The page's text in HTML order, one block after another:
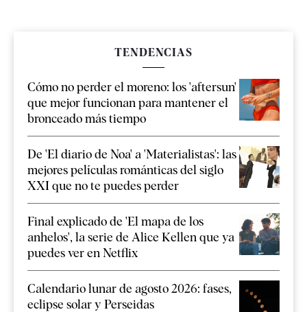
TENDENCIAS
Cómo no perder el moreno: los 'aftersun'
que mejor funcionan para mantener el
bronceado más tiempo
De 'El diario de Noa' a 'Materialistas': las
mejores películas románticas del siglo
XXI que no te puedes perder
Final explicado de 'El mapa de los
anhelos', la serie de Alice Kellen que ya
puedes ver en Netflix
Calendario lunar de agosto 2026: fases,
eclipse solar y Perseidas